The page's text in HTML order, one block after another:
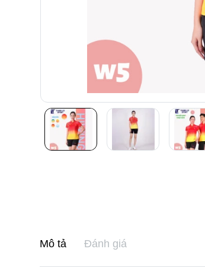
Mô tả Đánh giá